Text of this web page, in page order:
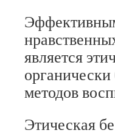
является
методов
Этическая